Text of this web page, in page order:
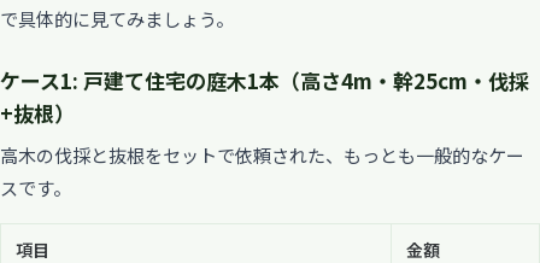
で具体的に見てみましょう。
ケース1: 戸建て住宅の庭木1本（高さ4m・幹25cm・伐採
+抜根）
高木の伐採と抜根をセットで依頼された、もっとも一般的なケー
スです。
項目 金額